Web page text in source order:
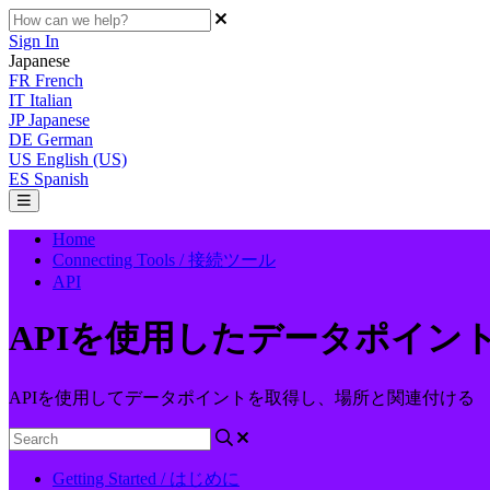
Sign In
Japanese
FR French
IT Italian
JP Japanese
DE German
US English (US)
ES Spanish
Home
Connecting Tools / 接続ツール
API
APIを使用したデータポイン
APIを使用してデータポイントを取得し、場所と関連付ける
Getting Started / はじめに